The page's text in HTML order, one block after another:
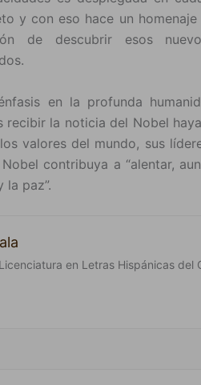
y con eso hace un
de descubrir esos
en la profunda
recibir la noticia del Nobel
valores del mundo, sus
contribuya a “alentar,
la paz”.
en Letras Hispánicas del